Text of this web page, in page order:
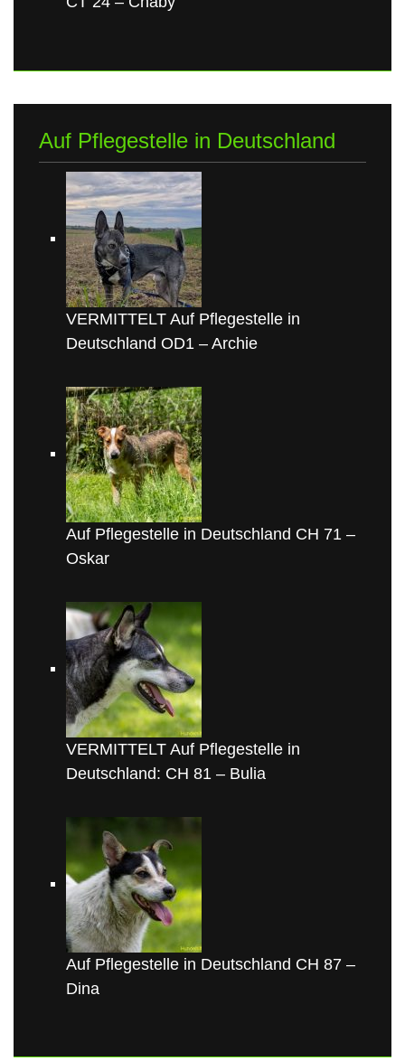
Auf Pflegestelle in Deutschland
VERMITTELT Auf Pflegestelle in
Deutschland OD1 – Archie
Auf Pflegestelle in Deutschland CH 71 –
Oskar
VERMITTELT Auf Pflegestelle in
Deutschland: CH 81 – Bulia
Auf Pflegestelle in Deutschland CH 87 –
Dina